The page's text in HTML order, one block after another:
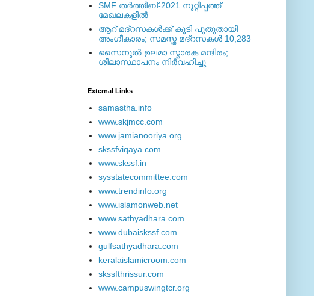
SMF തര്‍ത്തീബ്-2021 നൂറ്റിപ്പത്ത്
മേഖലകളില്‍
ആറ് മദ്റസകള്‍ക്ക് കൂടി പുതുതായി
അംഗീകാരം; സമസ്ത മദ്റസകള്‍ 10,283
സൈനുല്‍ ഉലമാ സ്മാരക മന്ദിരം;
ശിലാസ്ഥാപനം നിര്‍വഹിച്ചു
External ‎Links
samastha.info
www.skjmcc.com
www.jamianooriya.org
skssfviqaya.com
www.skssf.in
sysstatecommittee.com
www.trendinfo.org
www.islamonweb.net
www.sathyadhara.com
www.dubaiskssf.com
gulfsathyadhara.com
keralaislamicroom.com
skssfthrissur.com
www.campuswingtcr.org